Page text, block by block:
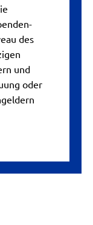
des
und
oder